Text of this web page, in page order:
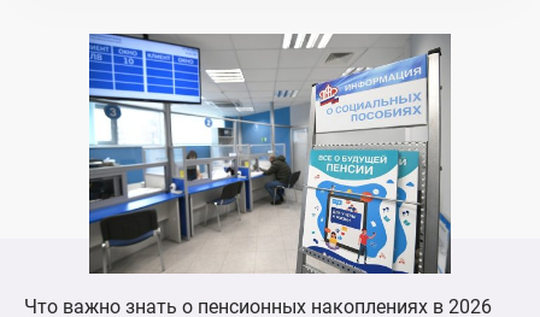
Что важно знать о пенсионных накоплениях в 2026